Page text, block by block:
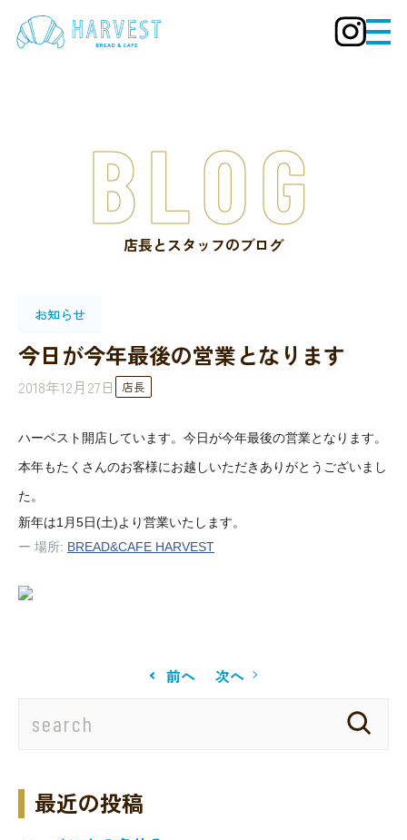
店長とスタッフのブログ
BLOG
お知らせ
今日が今年最後の営業となります
2018年12月27日 店長
ハーベスト開店しています。今日が今年最後の営業となり ます。
本年もたくさんのお客様にお越しいただきありがとうございまし
た。
新年は1月5日(土)より営業いたします。
ー 場所: BREAD&CAFE HARVEST
前へ 次へ
最近の投稿